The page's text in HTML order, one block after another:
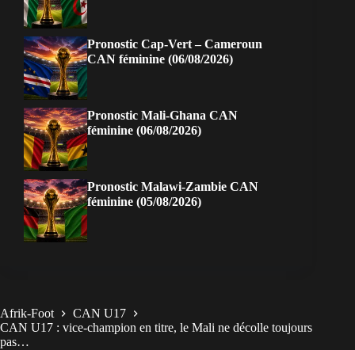
Pronostic Cap-Vert – Cameroun
CAN féminine (06/08/2026)
Pronostic Mali-Ghana CAN
féminine (06/08/2026)
Pronostic Malawi-Zambie CAN
féminine (05/08/2026)
Afrik-Foot
CAN U17
CAN U17 : vice-champion en titre, le Mali ne décolle toujours
pas…